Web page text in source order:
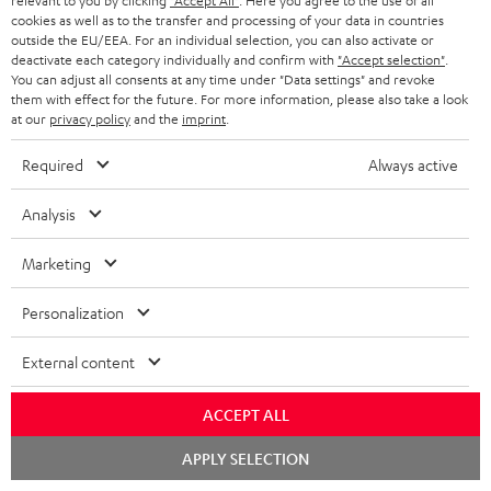
BIS ZU
45 €
RABATT
N
e
w
s
l
e
t
e
r
Wähle deinen Gutschein!
Melde dich für den Newsletter an und erhalte bis zu
45 € als Dankeschön.
EMAIL
WIDGET
cookies as well as to the transfer and processing of your data in countries
outside the EU/EEA. For an individual selection, you can also activate or
deactivate each category individually and confirm with "Accept selection"
You can adjust all consents at any time under "Data settings" and revoke
them with effect for the future. For more information, please also take a look
at our privacy policyand the imprint
Required Always active
Analysis
Marketing
Personalization
External content
ACCEPT ALL
APPLY SELECTION